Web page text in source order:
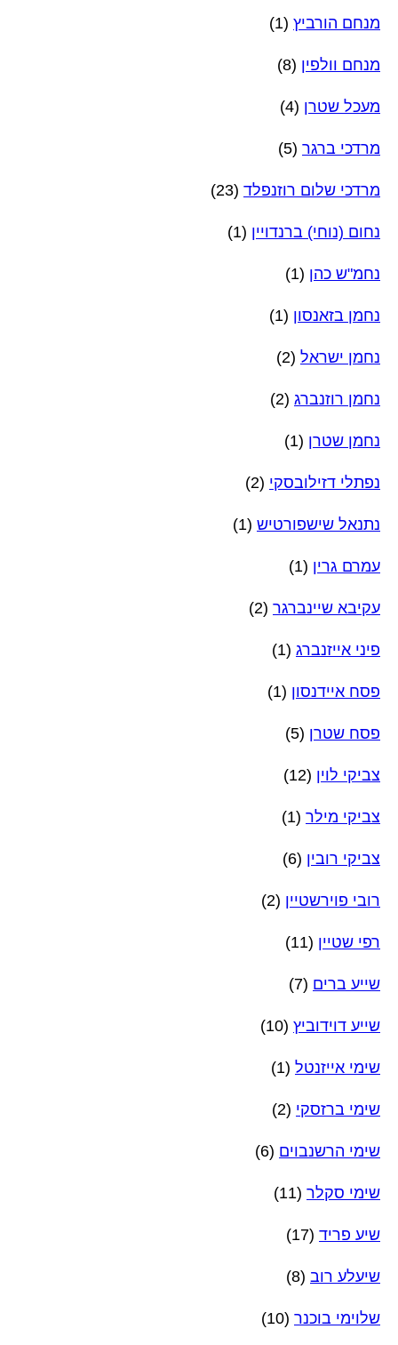
מנחם הורביץ (1)
מנחם וולפין (8)
מעכל שטרן (4)
מרדכי ברגר (5)
מרדכי שלום רוזנפלד (23)
נחום (נוחי) ברנדויין (1)
נחמ"ש כהן (1)
נחמן בזאנסון (1)
נחמן ישראל (2)
נחמן רוזנברג (2)
נחמן שטרן (1)
נפתלי דזילובסקי (2)
נתנאל שישפורטיש (1)
עמרם גרין (1)
עקיבא שיינברגר (2)
פיני אייזנברג (1)
פסח איידנסון (1)
פסח שטרן (5)
צביקי לוין (12)
צביקי מילר (1)
צביקי רובין (6)
רובי פוירשטיין (2)
רפי שטיין (11)
שייע ברים (7)
שייע דוידוביץ (10)
שימי אייזנטל (1)
שימי ברזסקי (2)
שימי הרשנבוים (6)
שימי סקלר (11)
שיע פריד (17)
שיעלע רוב (8)
שלוימי בוכנר (10)